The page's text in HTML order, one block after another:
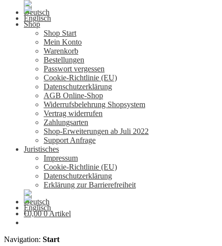
Shop
Shop Start
Mein Konto
Warenkorb
Bestellungen
Passwort vergessen
Cookie-Richtlinie (EU)
Datenschutzerklärung
AGB Online-Shop
Widerrufsbelehrung Shopsystem
Vertrag widerrufen
Zahlungsarten
Shop-Erweiterungen ab Juli 2022
Support Anfrage
Juristisches
Impressum
Cookie-Richtlinie (EU)
Datenschutzerklärung
Erklärung zur Barrierefreiheit
€0,00 0 Artikel
Navigation: Start